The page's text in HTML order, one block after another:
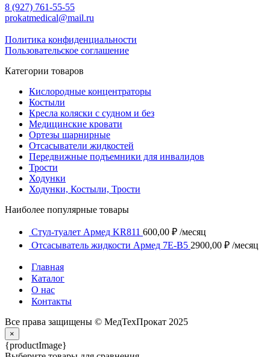
8 (927) 761-55-55
prokatmedical@mail.ru
Политика конфиденциальности
Пользовательское соглашение
Категории товаров
Кислородные концентраторы
Костыли
Кресла коляски с судном и без
Медицинские кровати
Ортезы шарнирные
Отсасыватели жидкостей
Передвижные подъемники для инвалидов
Трости
Ходунки
Ходунки, Костыли, Трости
Наиболее популярные товары
Стул-туалет Армед KR811 600,00 ₽ /месяц
Отсасыватель жидкости Армед 7E-B5 2900,00 ₽ /месяц
Главная
Каталог
О нас
Контакты
Все права защищены ©️ МедТехПрокат 2025
×
{productImage}